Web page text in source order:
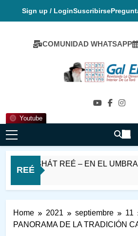
Sign up / LoginSuscribirse
COMUNIDAD WHATSAPP
Youtube
Gal
REÉ
REÉ – EN EL UMBRAL
Home 2021 septiembre
11
PANORAMA DE LA TRADICIÓN